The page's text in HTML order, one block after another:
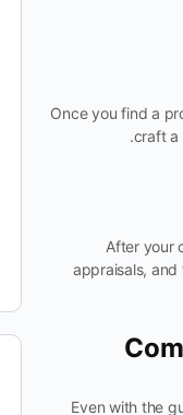
Once you find a
craft a
After your
appraisals,
Even with the